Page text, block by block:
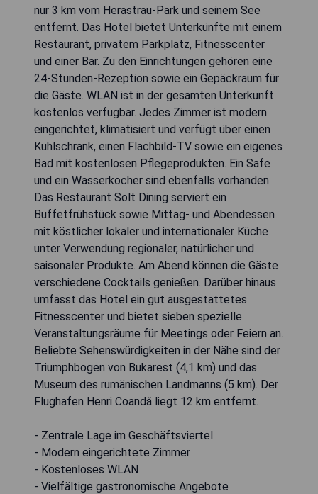
nur 3 km vom Herastrau-Park und seinem See
entfernt. Das Hotel bietet Unterkünfte mit einem
Restaurant, privatem Parkplatz, Fitnesscenter
und einer Bar. Zu den Einrichtungen gehören eine
24-Stunden-Rezeption sowie ein Gepäckraum für
die Gäste. WLAN ist in der gesamten Unterkunft
kostenlos verfügbar. Jedes Zimmer ist modern
eingerichtet, klimatisiert und verfügt über einen
Kühlschrank, einen Flachbild-TV sowie ein eigenes
Bad mit kostenlosen Pflegeprodukten. Ein Safe
und ein Wasserkocher sind ebenfalls vorhanden.
Das Restaurant Solt Dining serviert ein
Buffetfrühstück sowie Mittag- und Abendessen
mit köstlicher lokaler und internationaler Küche
unter Verwendung regionaler, natürlicher und
saisonaler Produkte. Am Abend können die Gäste
verschiedene Cocktails genießen. Darüber hinaus
umfasst das Hotel ein gut ausgestattetes
Fitnesscenter und bietet sieben spezielle
Veranstaltungsräume für Meetings oder Feiern an.
Beliebte Sehenswürdigkeiten in der Nähe sind der
Triumphbogen von Bukarest (4,1 km) und das
Museum des rumänischen Landmanns (5 km). Der
Flughafen Henri Coandă liegt 12 km entfernt.
- Zentrale Lage im Geschäftsviertel
- Modern eingerichtete Zimmer
- Kostenloses WLAN
- Vielfältige gastronomische Angebote